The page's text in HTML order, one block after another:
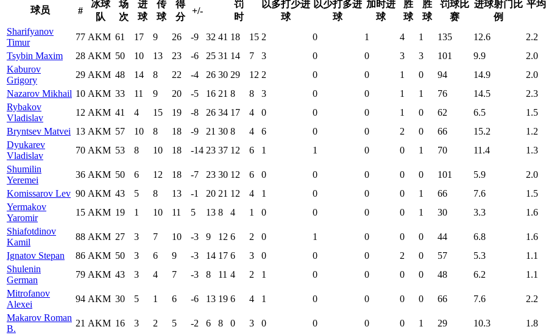
球员 #
冰球
队
场
次
进
球
传
球
得
分
+/-
罚
时
以多打少进
球
以少打多进
球
加时进
球
胜
球
胜
球
罚球比
赛
进球射门比
例
平
Sharifyanov
Timur
77 AKM 61 17 9 26 -9 32 41 18 15 2 0 1 4 1 135 12.6
2.2
Tsybin Maxim
28 AKM 50 10 13 23 -6 25 31 14 7 3 0 0 3 3 101 9.9
2.0
Kaburov
Grigory
29 AKM 48 14 8 22 -4 26 30 29 12 2 0 0 1 0 94 14.9
2.0
Nazarov Mikhail 10 AKM 33 11 9 20 -5 16 21 8 8 3 0 0 1 1 76 14.5
2.3
Rybakov
Vladislav
12 AKM 41 4 15 19 -8 26 34 17 4 0 0 0 1 0 62 6.5
1.5
Bryntsev Matvei 13 AKM 57 10 8 18 -9 21 30 8 4 6 0 0 2 0 66 15.2
1.2
Dyukarev
Vladislav
70 AKM 53 8 10 18 -14 23 37 12 6 1 1 0 0 1 70 11.4
1.3
Shumilin
Yeremei
36 AKM 50 6 12 18 -7 23 30 12 6 0 0 0 0 0 101 5.9
2.0
Komissarov Lev 90 AKM 43 5 8 13 -1 20 21 12 4 1 0 0 0 1 66 7.6
1.5
Yermakov
Yaromir
15 AKM 19 1 10 11 5 13 8 4 1 0 0 0 0 1 30 3.3
1.6
Shiafotdinov
Kamil
88 AKM 27 3 7 10 -3 9 12 6 2 0 1 0 0 0 44 6.8
1.6
Ignatov Stepan
86 AKM 50 3 6 9 -3 14 17 6 3 0 0 0 2 0 57 5.3
1.1
Shulenin
German
79 AKM 43 3 4 7 -3 8 11 4 2 1 0 0 0 0 48 6.2
1.1
Mitrofanov
Alexei
94 AKM 30 5 1 6 -6 13 19 6 4 1 0 0 0 0 66 7.6
2.2
Makarov Roman
B.
21 AKM 16 3 2 5 -2 6 8 0 3 0 0 0 0 1 29 10.3
1.8